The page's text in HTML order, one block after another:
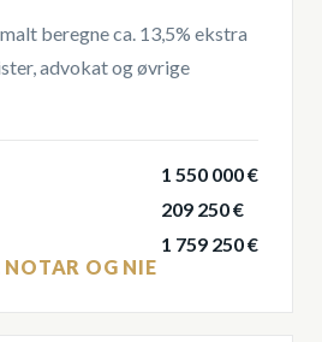
beregne ca. 13,5% ekstra
advokat og øvrige
1 550 000 €
209 250 €
1 759 250 €
OG NIE